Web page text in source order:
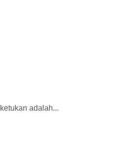
adalah...